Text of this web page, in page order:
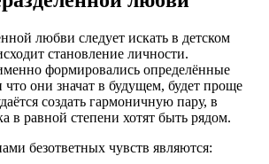
любви следует искать в детском
становление личности.
формировались определённые
они значат в будущем, будет проще
создать гармоничную пару, в
в равной степени хотят быть рядом.
безответных чувств являются: